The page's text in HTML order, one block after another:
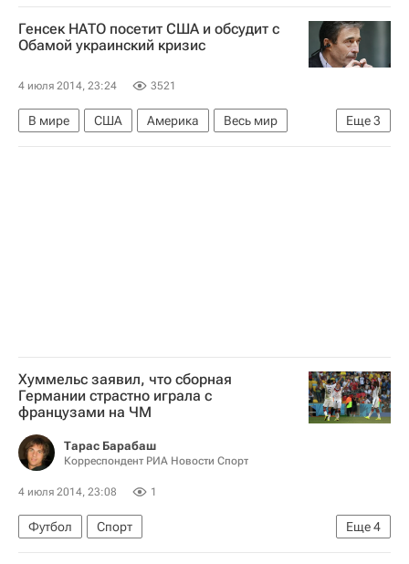
Чемпионат мира по футболу 2018
Франция
Германия
Генсек НАТО посетит США и обсудит с
Обамой украинский кризис
4 июля 2014, 23:24 3521
Еще3
В мире США Америка
Весь мир
Северная Америка
Андерс Фог Расмуссен
Хуммельс заявил, что сборная
Германии страстно играла с
французами на ЧМ
Тарас Барабаш
Корреспондент РИА Новости Спорт
4 июля 2014, 23:08 1
Еще4
Футбол
Спорт
Чемпионат мира по футболу 2018
Франция